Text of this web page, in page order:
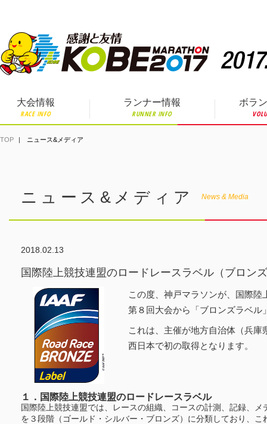
す。
大会情報
RACE INFO
ランナー情報
RUNNER INFO
ボラ
TOP ニュース&メディア
ニュース&メディア News & Media
2018.02.13
国際陸上競技連盟のロードレースラベル（ブロン
この度、神戸マラソンが、国際
第８回大会から「ブロンズラベ
これは、主催が地方自治体（兵
西日本で初の取得となります。
１．国際陸上競技連盟のロードレースラベル
国際陸上競技連盟では、レースの組織、コースの計測、記録、
を３段階（ゴールド・シルバー・ブロンズ）に分類しており、